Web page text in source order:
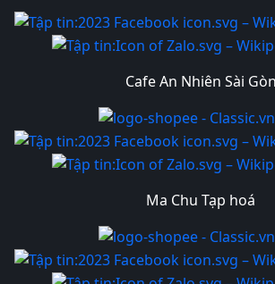
Cafe An Nhiên Sài Gòn
Ma Chu Tạp hoá